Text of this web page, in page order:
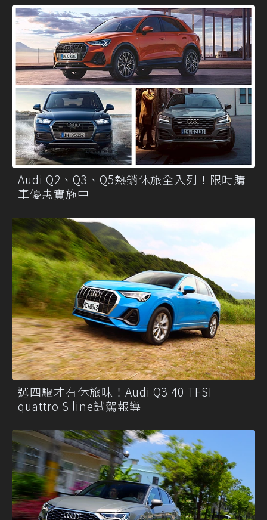
Audi Q2、Q3、Q5熱銷休旅全入列！限時購
車優惠實施中
選四驅才有休旅味！Audi Q3 40 TFSI
quattro S line試駕報導